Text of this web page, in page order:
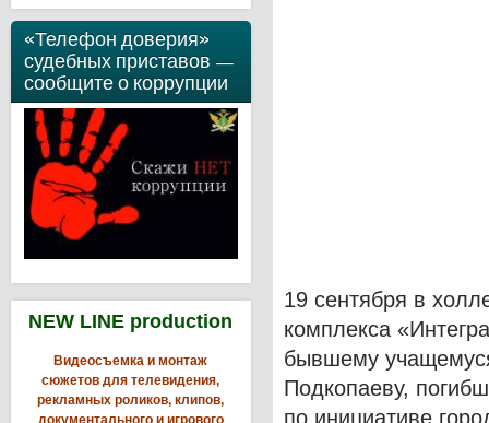
«Телефон доверия»
судебных приставов —
сообщите о коррупции
NEW LINE production
Видеосъемка и монтаж
сюжетов для телевидения,
рекламных роликов, клипов,
документального и игрового
19 сентября в
комплекса
бывшему
Подкопаеву,
по инициативе